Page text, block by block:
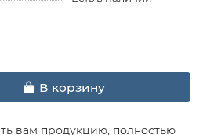
В корзину
вам продукцию, полностью